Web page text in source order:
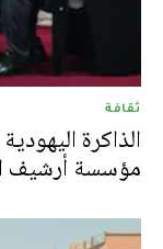
ثقافة
الذاكرة
مؤسسة أرشيف